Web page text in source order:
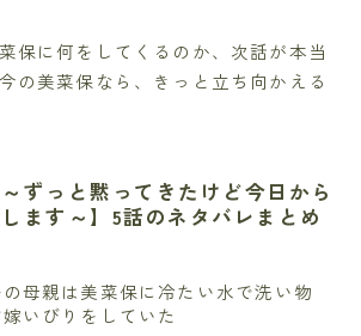
保に何をしてくるのか、次話が本当
の美菜保なら、きっと立ち向かえる
～ずっと黙ってきたけど今日から
ます～】5話のネタバレまとめ
母親は美菜保に冷たい水で洗い物
いびりをしていた